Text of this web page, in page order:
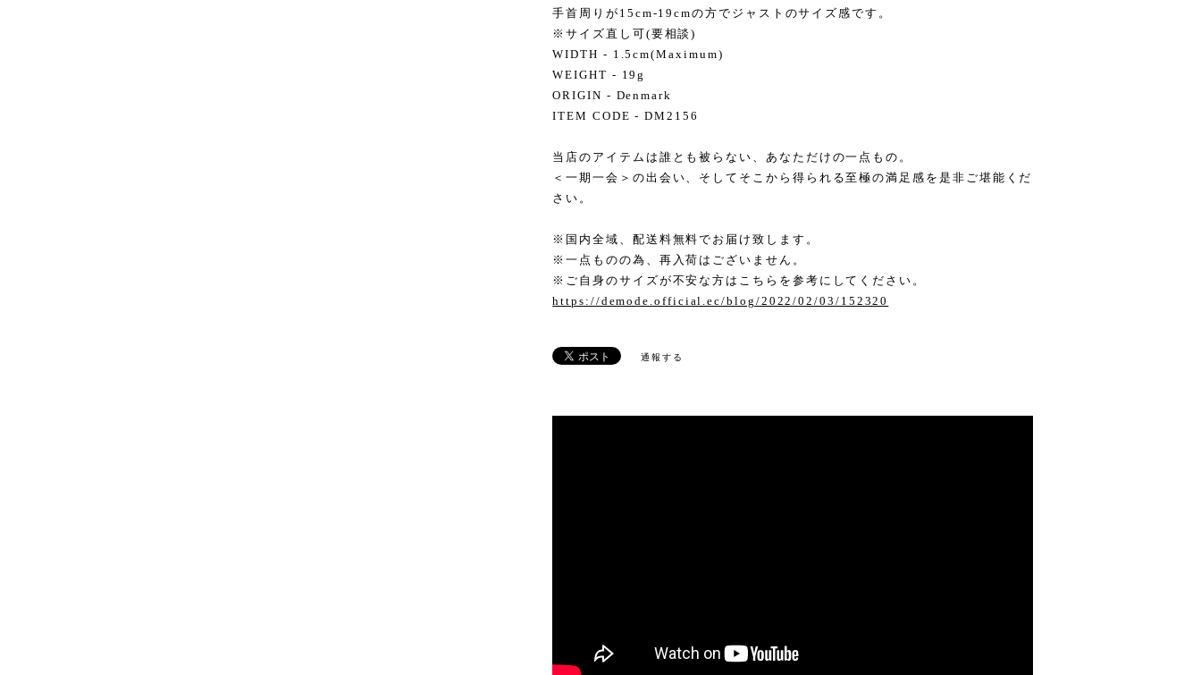
手首周りが15cm-19cmの方でジャストのサイズ感です。
※サイズ直し可(要相談)
WIDTH - 1.5cm(Maximum)
WEIGHT - 19g
ORIGIN - Denmark
ITEM CODE - DM2156
当店のアイテムは誰とも被らない、あなただけの一点もの。
＜一期一会＞の出会い、そしてそこから得られる至極の満足感を是非ご堪能くだ
さい。
※国内全域、配送料無料でお届け致します。
※一点ものの為、再入荷はございません。
※ご自身のサイズが不安な方はこちらを参考にしてください。
https://demode.official.ec/blog/2022/02/03/152320
通報する